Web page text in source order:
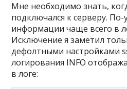
Мне необходимо знать,
подключался к серверу.
информации чаще всего в
Исключение я заметил
дефолтными настройками
логирования INFO
в логе: